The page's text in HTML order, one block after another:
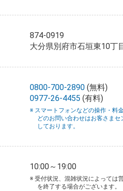
874-0919
大分県別府市石垣東10丁
0800-700-2890 (無料)
0977-26-4455 (有料)
※ スマートフォンなどの操作・料
どのお問い合わせはお客さまセ
しております。
10:00～19:00
※ 受付状況、混雑状況によっては
を終了する場合がございます。